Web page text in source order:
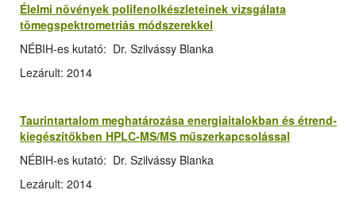
Élelmi növények polifenolkészleteinek vizsgálata
tömegspektrometriás módszerekkel
NÉBIH-es kutató: Dr. Szilvássy Blanka
Lezárult: 2014
Taurintartalom meghatározása energiaitalokban és étrend-
kiegészítőkben HPLC-MS/MS műszerkapcsolással
NÉBIH-es kutató: Dr. Szilvássy Blanka
Lezárult: 2014